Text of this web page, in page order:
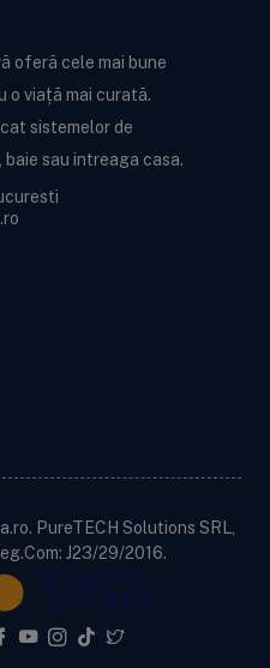
oferă cele mai bune
o viață mai curată.
sistemelor de
sau intreaga casa.
PureTECH Solutions SRL,
J23/29/2016.